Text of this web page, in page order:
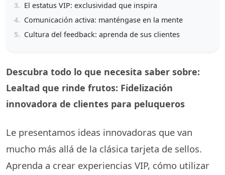
3. El estatus VIP: exclusividad que inspira
4. Comunicación activa: manténgase en la mente
5. Cultura del feedback: aprenda de sus clientes
Descubra todo lo que necesita saber sobre:
Lealtad que rinde frutos: Fidelización
innovadora de clientes para peluqueros
Le presentamos ideas innovadoras que van
mucho más allá de la clásica tarjeta de sellos.
Aprenda a crear experiencias VIP, cómo utilizar